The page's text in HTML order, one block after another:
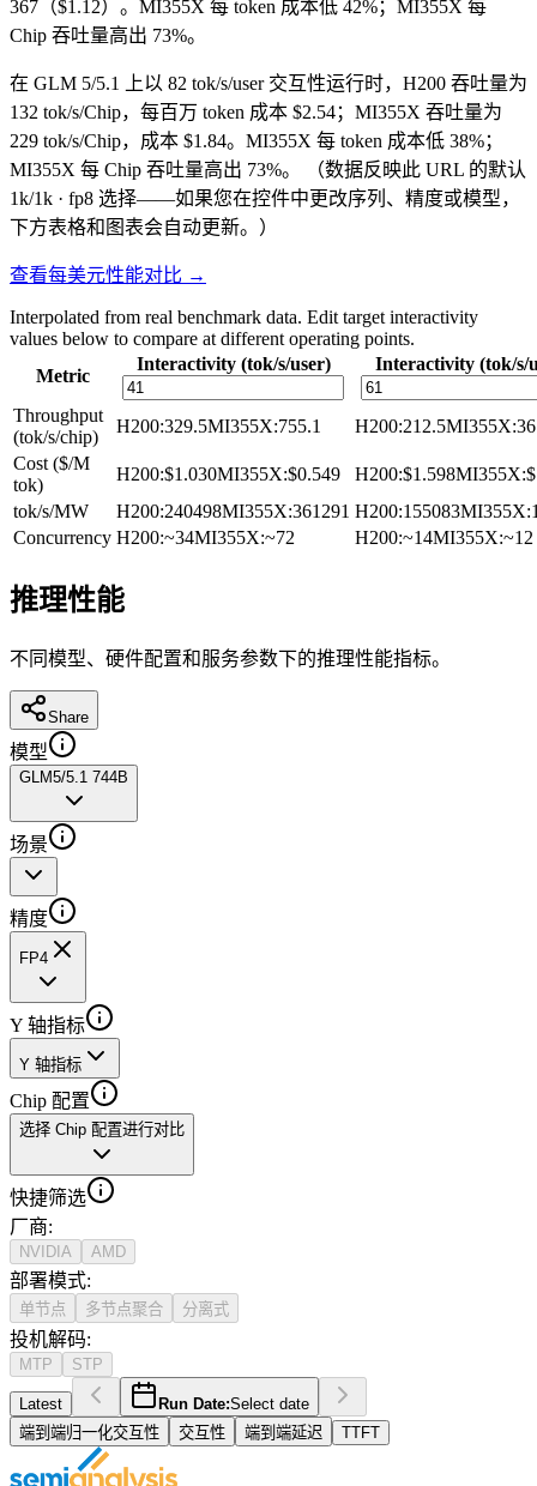
367（$1.12）。MI355X 每 token 成本低 42%；MI355X 每
Chip 吞吐量高出 73%。
在 GLM 5/5.1 上以 82 tok/s/user 交互性运行时，H200 吞吐量为
132 tok/s/Chip，每百万 token 成本 $2.54；MI355X 吞吐量为
229 tok/s/Chip，成本 $1.84。MI355X 每 token 成本低 38%；
MI355X 每 Chip 吞吐量高出 73%。
（数据反映此 URL 的默认
1k/1k · fp8 选择——如果您在控件中更改序列、精度或模型，
下方表格和图表会自动更新。）
查看每美元性能对比 →
Interpolated from real benchmark data. Edit target interactivity
values below to compare at different operating points.
Metric
Interactivity (tok/s/user) Interactivity (tok/s/
Throughput
(tok/s/chip)
H200:329.5MI355X:755.1 H200:212.5MI355X:
Cost ($/M
tok)
H200:$1.030MI355X:$0.549 H200:$1.598MI355X:
tok/s/MW
H200:240498MI355X:361291 H200:155083MI355X:
Concurrency H200:~34MI355X:~72 H200:~14MI355X:~12
推理性能
不同模型、硬件配置和服务参数下的推理性能指标。
Share
模型
GLM5/5.1 744B
场景
精度
FP4
Y 轴指标
Y 轴指标
Chip 配置
选择 Chip 配置进行对比
快捷筛选
厂商:
NVIDIA AMD
部署模式:
单节点 多节点聚合 分离式
投机解码:
MTP STP
Latest Run Date:Select date
端到端归一化交互性
交互性 端到端延迟 TTFT